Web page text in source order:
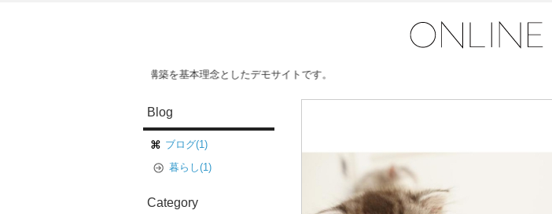
このサイトはECサイト構築を基本理念としたデモサイトです。
Blog
ブログ(1)
暮らし(1)
Category